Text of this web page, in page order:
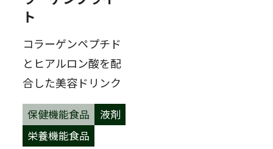
ト
コラーゲンペプチド
とヒアルロン酸を配
合した美容ドリンク
保健機能食品
液剤
栄養機能食品